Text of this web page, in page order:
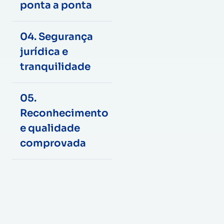
ponta a ponta
04. Segurança
jurídica e
tranquilidade
05.
Reconhecimento
e qualidade
comprovada